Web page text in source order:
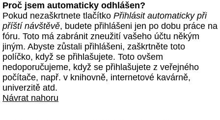
Proč jsem automaticky odhlášen?
Pokud nezaškrtnete tlačítko Přihlásit automaticky při
příští návštěvě, budete přihlášeni jen po dobu práce na
fóru. Toto má zabránit zneužití vašeho účtu někým
jiným. Abyste zůstali přihlášeni, zaškrtněte toto
políčko, když se přihlašujete. Toto ovšem
nedoporučujeme, když se přihlašujete z veřejného
počítače, např. v knihovně, internetové kavárně,
univerzitě atd.
Návrat nahoru